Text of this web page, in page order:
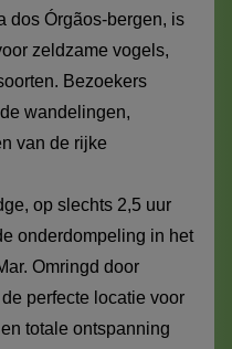
dos Órgãos-bergen, is
zeldzame vogels,
Bezoekers
wandelingen,
van de rijke
op slechts 2,5 uur
onderdompeling in het
Omringd door
perfecte locatie voor
totale ontspanning